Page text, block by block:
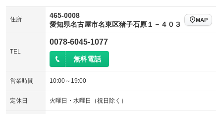
住所
465-0008
愛知県名古屋市名東区猪子石原１－４０３
MAP
TEL
0078-6045-1077
無料電話
営業時間 10:00～19:00
定休日 火曜日・水曜日（祝日除く）